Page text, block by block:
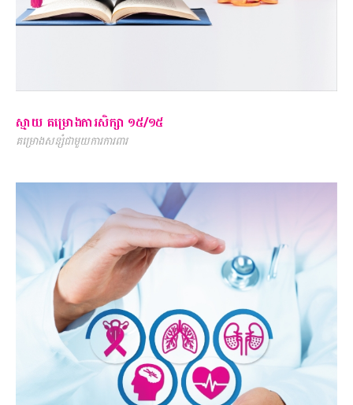
ស្មាយ គម្រោងការសិក្សា ១៥/១៥
គម្រោងសន្សំជាមួយការការពារ